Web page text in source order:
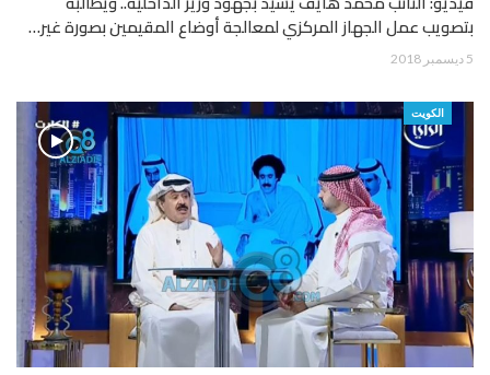
بتصويب عمل الجهاز المركزي لمعالجة أوضاع المقيمين بصورة غير…
5 ديسمبر 2018
الكويت